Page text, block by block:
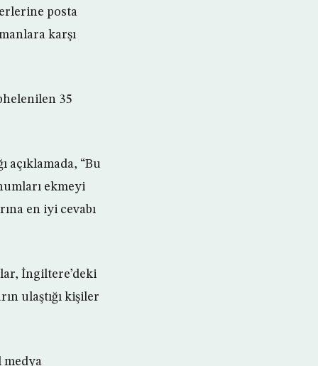
posta
karşı
35
“Bu
ekmeyi
en iyi cevabı
İngiltere’deki
ulaştığı kişiler
medya